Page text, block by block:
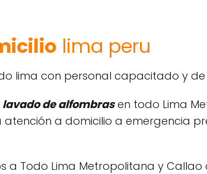
lima peru
lima con personal capacitado y de
lavado de alfombrasen todo Lima
a domicilio a emergencia
a Todo Lima Metropolitana y Callao